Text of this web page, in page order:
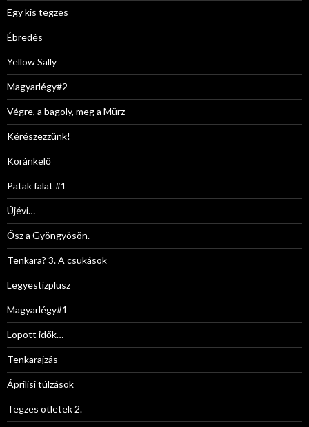
Egy kis tegzes
Ébredés
Yellow Sally
Magyarlégy#2
Végre, a bagoly, meg a Mürz
Kérészezzünk!
Koránkelő
Patak falat #1
Újévi…
Ősz a Gyöngyösön.
Tenkara? 3. A csukások
Legyestízplusz
Magyarlégy#1
Lopott idők…
Tenkarajzás
Áprilisi túlzások
Tegzes ötletek 2.